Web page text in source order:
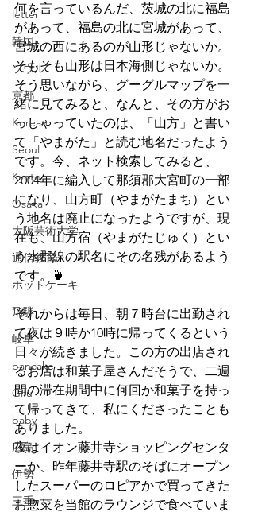
letter
韓国
ソウル
京都
Korean
Seoul
Kyoto
Osaka
大阪芸術大学
通信教育
ホットケーキ
飛騨
岐阜
pancake
Gifu
baby
広島
伊勢
三重
何を言っているんだ、茨城の北に福島
があって、福島の北に宮城があって、
宮城の西にあるのが山形じゃないか。
そもそも山形は日本海側じゃないか。
そう思いながら、グーグルマップを一
緒に見てみると、なんと、その方がお
っしゃっていたのは、「山方」と書い
て「やまがた」と読む地名だったよう
です。今、ネット検索してみると、
2004年に編入して那須郡大宮町の一部
になり、山方町（やまがたまち）とい
う地名は廃止になったようですが、現
在も、山方宿（やまがたじゅく）とい
う水郡線の駅名にその名残があるよう
です。🍵
それからは毎日、朝７時台に出勤され
て夜は９時か10時に帰ってくるという
日々が続きました。この方の出店され
るお店は和菓子屋さんだそうで、二週
間の滞在期間中に何回か和菓子を持っ
て帰ってきて、私にくださったことも
ありました。
夜はイオン藤井寺ショッピングセンタ
ーか、昨年藤井寺駅のそばにオープン
したスーパーのロピアかで買ってきた
お惣菜を当館のラウンジで食べていま